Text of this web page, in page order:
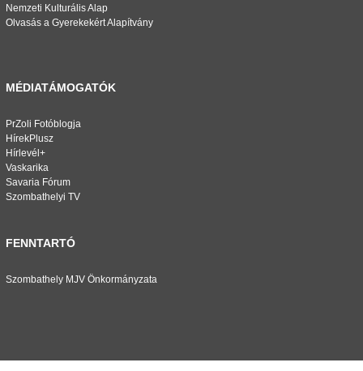
Nemzeti Kulturális Alap
Olvasás a Gyerekekért Alapítvány
MÉDIATÁMOGATÓK
PrZoli Fotóblogja
HírekPlusz
Hírlevél+
Vaskarika
Savaria Fórum
Szombathelyi TV
FENNTARTÓ
Szombathely MJV Önkormányzata